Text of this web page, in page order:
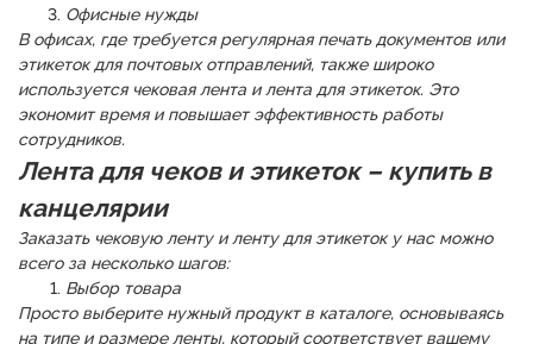
Офисные нужды
В офисах, где требуется регулярная печать документов или
этикеток для почтовых отправлений, также широко
используется чековая лента и лента для этикеток. Это
экономит время и повышает эффективность работы
сотрудников.
Лента для чеков и этикеток – купить в
канцелярии
Заказать чековую ленту и ленту для этикеток у нас можно
всего за несколько шагов:
Выбор товара
Просто выберите нужный продукт в каталоге, основываясь
на типе и размере ленты, который соответствует вашему